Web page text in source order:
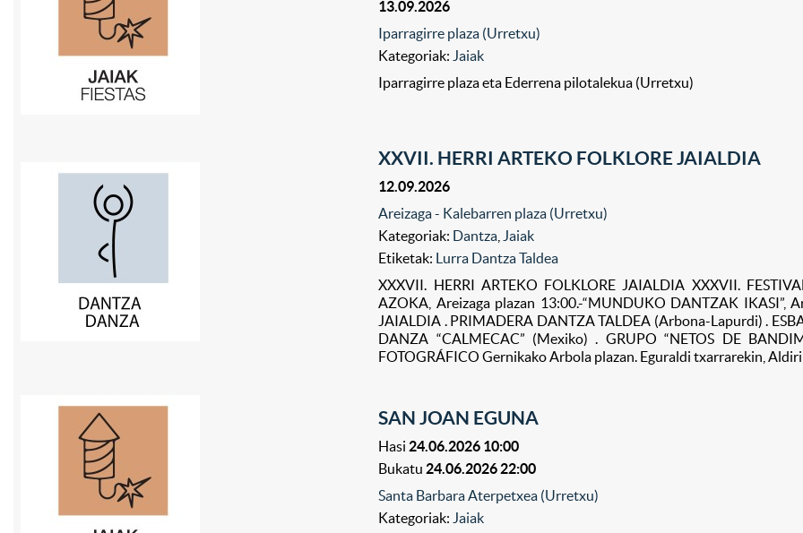
13.09.2026
Iparragirre plaza (Urretxu)
Kategoriak: Jaiak
Iparragirre plaza eta Ederrena pilotalekua (Urretxu)
XXVII. HERRI ARTEKO FOLKLORE JAIALDIA
12.09.2026
Areizaga - Kalebarren plaza (Urretxu)
Kategoriak: Dantza Jaiak
Etiketak: Lurra Dantza Taldea
XXXVII. HERRI ARTEKO FOLKLORE JAIALDIA XXXVII.
AZOKA, Areizaga plazan 13:00.-“MUNDUKO DANTZAK IKASI”,
JAIALDIA . PRIMADERA DANTZA TALDEA (Arbona-Lapurdi) .
DANZA “CALMECAC” (Mexiko) . GRUPO “NETOS DE
FOTOGRÁFICO Gernikako Arbola plazan. Eguraldi txarrarekin,
SAN JOAN EGUNA
Hasi 24.06.2026 10:00
Bukatu 24.06.2026 22:00
Santa Barbara Aterpetxea (Urretxu)
Kategoriak: Jaiak